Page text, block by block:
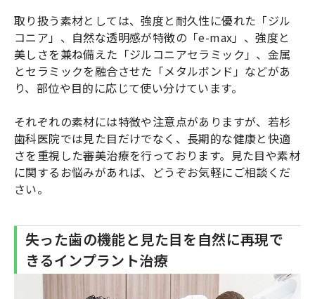
取り扱う素材としては、強度と耐久性に優れた「ジル
コニア」、自然な透明感が特徴の「e-max」、強度と
美しさを兼ね備えた「ジルコニアセラミック」、金属
とセラミックを融合させた「メタルボンド」などがあ
り、部位や目的に応じて使い分けています。
それぞれの素材には特徴や注意点がありますが、若杉
歯科医院では見た目だけでなく、長期的な健康と快適
さを重視した審美治療を行っております。見た目や素材
に関するお悩みがあれば、どうぞお気軽にご相談くだ
さい。
失った歯の機能と見た目を自然に再現で
きるインプラント治療